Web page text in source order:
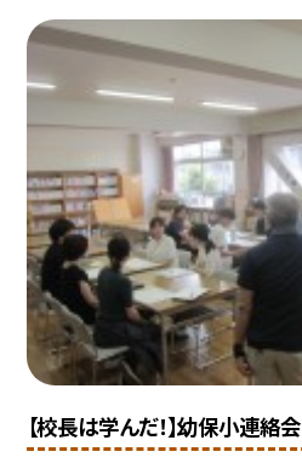
【校長は学んだ！】幼保小連絡会